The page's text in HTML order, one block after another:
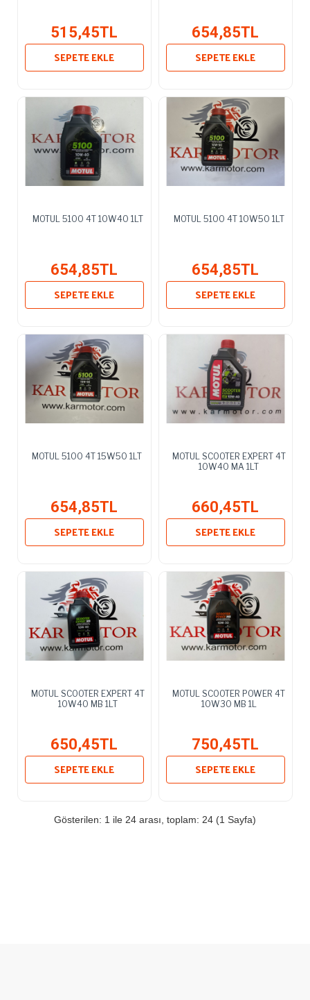
515,45TL
SEPETE EKLE
654,85TL
SEPETE EKLE
MOTUL 5100 4T 10W40 1LT
654,85TL
SEPETE EKLE
MOTUL 5100 4T 10W50 1LT
654,85TL
SEPETE EKLE
MOTUL 5100 4T 15W50 1LT
654,85TL
SEPETE EKLE
MOTUL SCOOTER EXPERT 4T
10W40 MA 1LT
660,45TL
SEPETE EKLE
MOTUL SCOOTER EXPERT 4T
10W40 MB 1LT
650,45TL
SEPETE EKLE
MOTUL SCOOTER POWER 4T
10W30 MB 1L
750,45TL
SEPETE EKLE
Gösterilen: 1 ile 24 arası, toplam: 24 (1 Sayfa)